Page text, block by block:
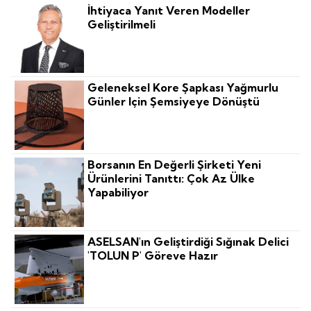
İhtiyaca Yanıt Veren Modeller
Geliştirilmeli
Geleneksel Kore Şapkası Yağmurlu
Günler Için Şemsiyeye Dönüştü
Borsanın En Değerli Şirketi Yeni
Ürünlerini Tanıttı: Çok Az Ülke
Yapabiliyor
ASELSAN'ın Geliştirdiği Sığınak Delici
'TOLUN P' Göreve Hazır